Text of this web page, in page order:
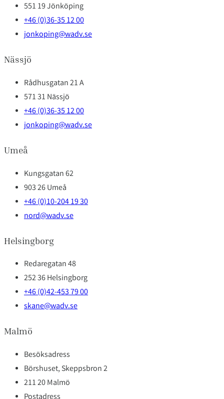
551 19 Jönköping
+46 (0)36-35 12 00
jonkoping@wadv.se
Nässjö
Rådhusgatan 21 A
571 31 Nässjö
+46 (0)36-35 12 00
jonkoping@wadv.se
Umeå
Kungsgatan 62
903 26 Umeå
+46 (0)10-204 19 30
nord@wadv.se
Helsingborg
Redaregatan 48
252 36 Helsingborg
+46 (0)42-453 79 00
skane@wadv.se
Malmö
Besöksadress
Börshuset, Skeppsbron 2
211 20 Malmö